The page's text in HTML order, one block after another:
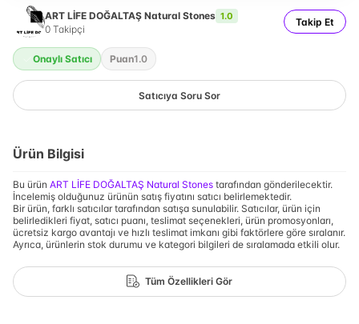
ART LİFE DOĞALTAŞ Natural Stones 1.0
0 Takipçi
Takip Et
Onaylı Satıcı Puan1.0
Satıcıya Soru Sor
Ürün Bilgisi
Bu ürün ART LİFE DOĞALTAŞ Natural Stones tarafından gönderilecektir.
İncelemiş olduğunuz ürünün satış fiyatını satıcı belirlemektedir.
Bir ürün, farklı satıcılar tarafından satışa sunulabilir. Satıcılar, ürün için
belirledikleri fiyat, satıcı puanı, teslimat seçenekleri, ürün promosyonları,
ücretsiz kargo avantajı ve hızlı teslimat imkanı gibi faktörlere göre sıralanır.
Ayrıca, ürünlerin stok durumu ve kategori bilgileri de sıralamada etkili olur.
Tüm Özellikleri Gör